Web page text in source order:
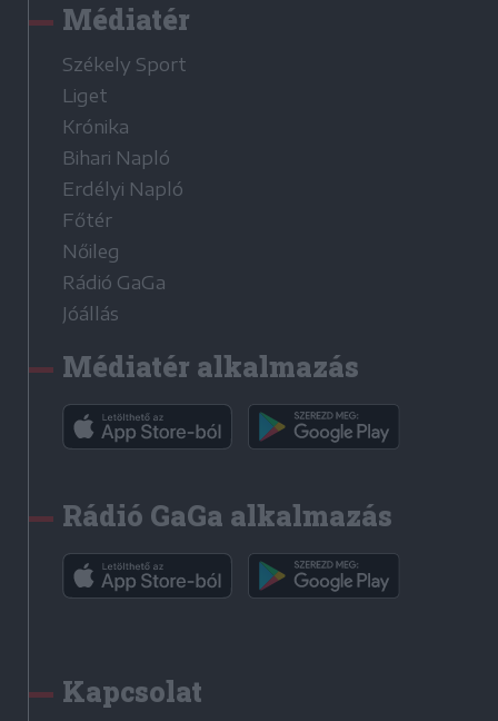
Médiatér
Székely Sport
Liget
Krónika
Bihari Napló
Erdélyi Napló
Főtér
Nőileg
Rádió GaGa
Jóállás
Médiatér alkalmazás
Rádió GaGa alkalmazás
Kapcsolat